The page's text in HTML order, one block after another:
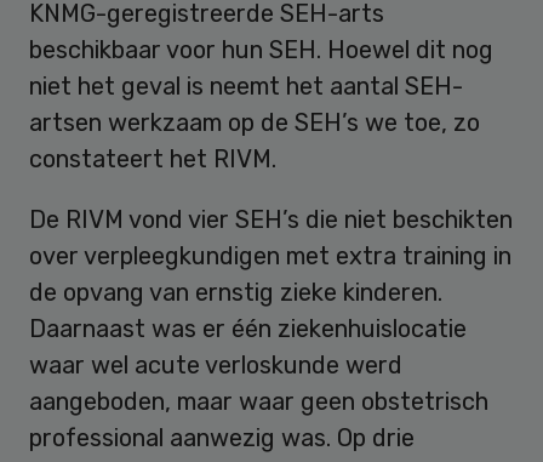
KNMG-geregistreerde SEH-arts
beschikbaar voor hun SEH. Hoewel dit nog
niet het geval is neemt het aantal SEH-
artsen werkzaam op de SEH’s we toe, zo
constateert het RIVM.
De RIVM vond vier SEH’s die niet beschikten
over verpleegkundigen met extra training in
de opvang van ernstig zieke kinderen.
Daarnaast was er één ziekenhuislocatie
waar wel acute verloskunde werd
aangeboden, maar waar geen obstetrisch
professional aanwezig was. Op drie